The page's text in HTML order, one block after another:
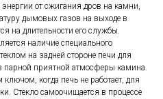
от сжигания дров на камни,
дымовых газов на выходе в
на длительности его службы.
наличие специального
на задней стороне печи для
парной приятной атмосферы камина.
когда печь не работает, для
Стекло самоочищается в процессе